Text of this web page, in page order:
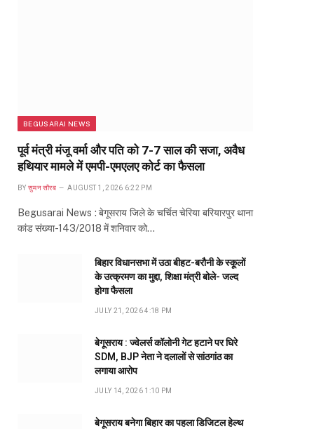
BEGUSARAI NEWS
पूर्व मंत्री मंजू वर्मा और पति को 7-7 साल की सजा, अवैध
हथियार मामले में एमपी-एमएलए कोर्ट का फैसला
BY सुमन सौरब AUGUST 1, 2026 6:22 PM
Begusarai News : बेगूसराय जिले के चर्चित चेरिया बरियारपुर थाना
कांड संख्या-143/2018 में शनिवार को…
बिहार विधानसभा में उठा बीहट-बरौनी के स्कूलों
के उत्क्रमण का मुद्दा, शिक्षा मंत्री बोले- जल्द
होगा फैसला
JULY 21, 2026 4:18 PM
बेगूसराय : ज्वेलर्स कॉलोनी गेट हटाने पर घिरे
SDM, BJP नेता ने दलालों से सांठगांठ का
लगाया आरोप
JULY 14, 2026 1:10 PM
बेगूसराय बनेगा बिहार का पहला डिजिटल हेल्थ